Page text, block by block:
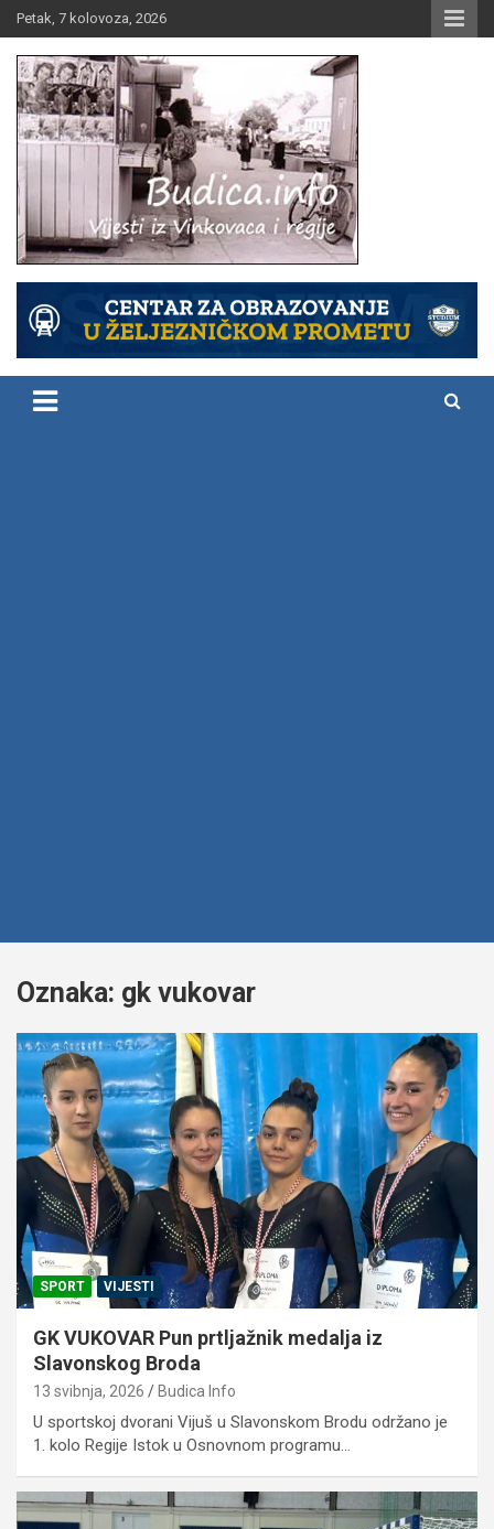
Skip
to
content
Petak, 7 kolovoza, 2026
Budica.info
Oznaka: gk vukovar
SPORT VIJESTI
GK VUKOVAR Pun prtljažnik medalja iz
Slavonskog Broda
13 svibnja, 2026 Budica Info
U sportskoj dvorani Vijuš u Slavonskom Brodu održano je
1. kolo Regije Istok u Osnovnom programu…